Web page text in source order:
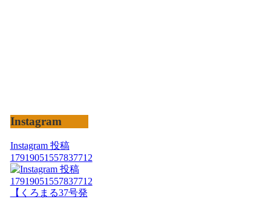
Instagram
Instagram 投稿
17919051557837712
【くろまる37号発